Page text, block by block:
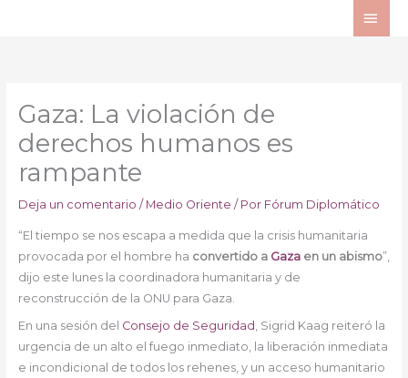
Gaza: La violación de
derechos humanos es
rampante
Deja un comentario / Medio Oriente / Por Fórum Diplomático
“El tiempo se nos escapa a medida que la crisis humanitaria
provocada por el hombre ha convertido a Gazaen un abismo”,
dijo este lunes la coordinadora humanitaria y de
reconstrucción de la ONU para Gaza.
En una sesión del Consejo de Seguridad , Sigrid Kaag reiteró la
urgencia de un alto el fuego inmediato, la liberación inmediata
e incondicional de todos los rehenes, y un acceso humanitario